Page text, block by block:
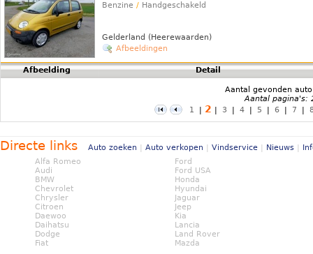
Benzine / Handgeschakeld
Gelderland (Heerewaarden)
Afbeeldingen
Afbeelding Detail
Aantal gevonden
Aantal pagina's:
1
| 2 | 3 | 4 | 5 | 6 | 7 |
Directe links Auto zoeken | Auto verkopen | Vindservice | Nieuws |
Alfa Romeo
Audi
BMW
Chevrolet
Chrysler
Citroen
Daewoo
Daihatsu
Dodge
Fiat
Ford
Ford USA
Honda
Hyundai
Jaguar
Jeep
Kia
Lancia
Land Rover
Mazda